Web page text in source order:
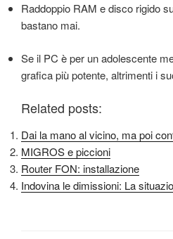
Raddoppio RAM e disco rigido
bastano mai.
Se il PC è per un adolescente
grafica più potente, altrimenti i
Related posts:
Dai la mano al vicino, ma poi
MIGROS e piccioni
Router FON: installazione
Indovina le dimissioni: La